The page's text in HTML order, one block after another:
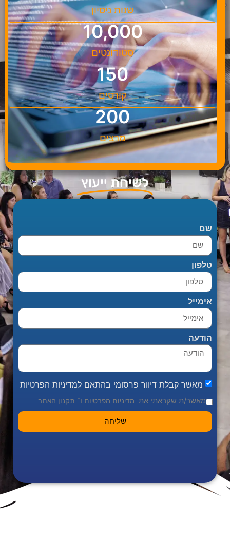
שנות ניסיון
סטודונטים
10,000
קורסים
150
מרצים
200
לשיחת ייעוץ
שם
טלפון
אימייל
הודעה
מאשר קבלת דיוור פרסומי בהתאם למדיניות הפרטיות
מאשר/ת שקראתי את מדיניות הפרטיות ו־ תקנון האתר
שליחה